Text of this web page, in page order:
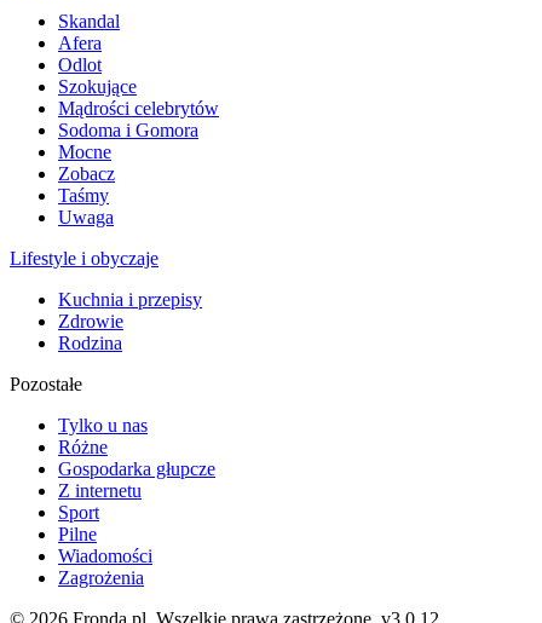
Skandal
Afera
Odlot
Szokujące
Mądrości celebrytów
Sodoma i Gomora
Mocne
Zobacz
Taśmy
Uwaga
Lifestyle i obyczaje
Kuchnia i przepisy
Zdrowie
Rodzina
Pozostałe
Tylko u nas
Różne
Gospodarka głupcze
Z internetu
Sport
Pilne
Wiadomości
Zagrożenia
© 2026 Fronda.pl. Wszelkie prawa zastrzeżone. v3.0.12